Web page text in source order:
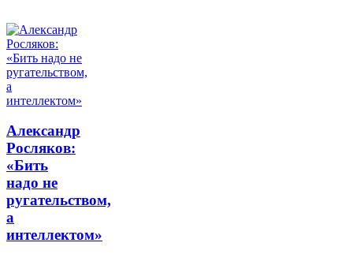
Александр
Росляков:
«Бить
надо не
ругательством,
а
интеллектом»